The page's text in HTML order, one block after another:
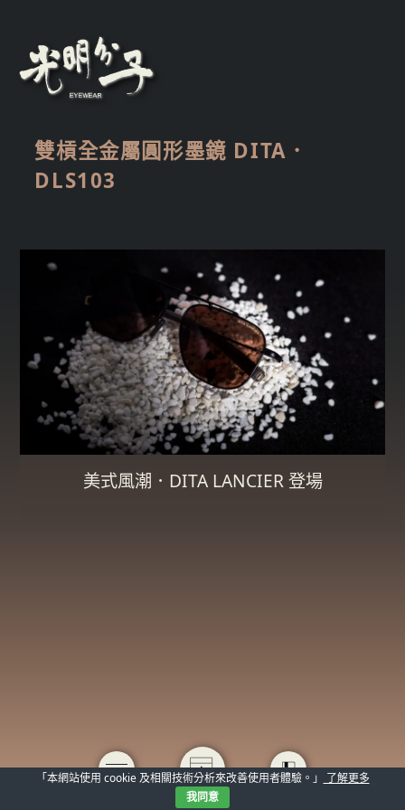
雙槓全金屬圓形墨鏡 DITA．
DLS103
美式風潮．DITA LANCIER 登場
「本網站使用 cookie 及相關技術分析來改善使用者體驗。」
了解更多
我同意